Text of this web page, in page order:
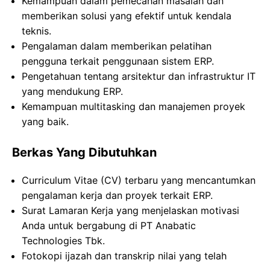
memberikan solusi yang efektif untuk kendala
teknis.
Pengalaman dalam memberikan pelatihan
pengguna terkait penggunaan sistem ERP.
Pengetahuan tentang arsitektur dan infrastruktur IT
yang mendukung ERP.
Kemampuan multitasking dan manajemen proyek
yang baik.
Berkas Yang Dibutuhkan
Curriculum Vitae (CV) terbaru yang mencantumkan
pengalaman kerja dan proyek terkait ERP.
Surat Lamaran Kerja yang menjelaskan motivasi
Anda untuk bergabung di PT Anabatic
Technologies Tbk.
Fotokopi ijazah dan transkrip nilai yang telah